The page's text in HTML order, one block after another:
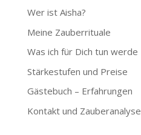
Wer ist Aisha?
Meine Zauberrituale
Was ich für Dich tun werde
Stärkestufen und Preise
Gästebuch – Erfahrungen
Kontakt und Zauberanalyse